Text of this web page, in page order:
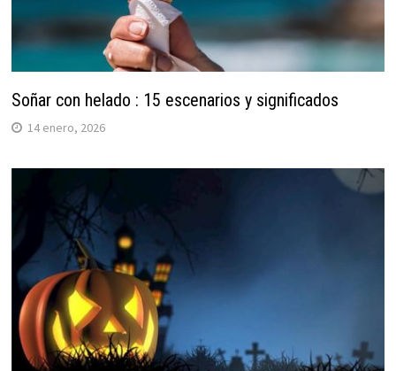
Soñar con helado : 15 escenarios y significados
14 enero, 2026